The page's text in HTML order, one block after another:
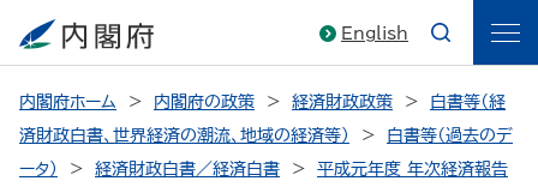
English
内閣府ホーム 内閣府の政策 経済財政政策
白書等（経
済財政白書、世界経済の潮流、地域の経済等）
白書等（過去のデ
ータ）
経済財政白書／経済白書
平成元年度 年次経済報告